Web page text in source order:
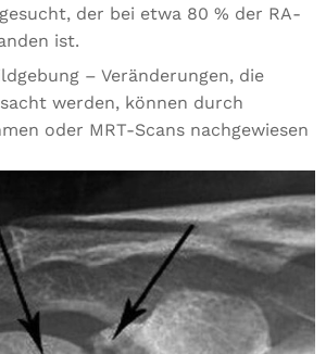
der bei etwa 80 % der RA-
ist.
– Veränderungen, die
werden, können durch
oder MRT-Scans nachgewiesen
Angebote zu